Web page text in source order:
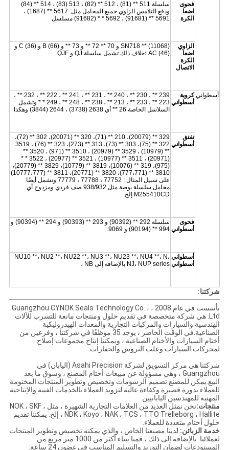
فحوى
اضعا
الكرة
سلسلة 511 ** (81) ، 512 ** (82) ، 513 (83) ، 514 ** (84)
ودفع التلامس الزاوي جميع المحامل مثل: 5617 ** (1687) ،
5691 ** (91681) ، 5692 * * (91682) مسلسل
الزاوي
اضعا
الكرة
الاتصال
SN718 ** (11068) و 70 ** 72 ** و 73 ** و B (66) و C (36) و
AC (46) ؛خلاف ذلك تشمل سلسلة QJ و QJF
أسطواني كروية
أسطواني
239 ** ، 230 ** ، 240 ** ، 231 ** ، 241 ** ، 222 ** ، 232 ** ،
223 ** ، 233 ** ، 213 ** ، 238 ** ، 248 ** ، 249 * * وتشمل
السلاسل الخاصة 26 ** أي 2638 (3738) ، 2644 (3844) وهكذا
تفتق
أسطواني
329 ** (20079)، 210 ** (71)، 320 ** (20071)، 302 ** (72)،
322 ** (75)، 303 ** (73)، 313 ** (273)، 323 ** (76) ، 3519
** (10979) ، 3529 ** (20979) ، 3510 ** (971) ، 3520 **
(20971) ، 3511 ** (10977) ، 3521 ** (20977) ، 3522 * *
(975)، 319 ** (10076)، 3819 ** (10779)، 3829 ** (20779)،
3810 ** (777،771)، 3820 ** (20771)، 3811 ** (10777،777)
على سبيل المثال : 77752 ، 77788 ، 77779 وتشمل أيضًا
محامل سلسلة بوصة مثل 938/932 صف فردي ومزدوج أي
M255410CD إلخ.
فحوى
أسطواني
سلسلة 292 ** (90392) و 293 ** (90393) و 294 ** (90394) و
994 ** (90194) و 9069.
أسطواني
أسطواني
NU10 **، NU2 **، NU22 **، NU3 **، NU23 **، NU4 **، N،
NJ، NUP series بالإضافة إلى NB ،
شركتنا:
تأسست في عام 2008 ، Guangzhou CYNOK Seals Technology Co. ،
Ltd. هي شركة متخصصة في تقديم حلول ومنتجات مانعة للتسرب للآلات
الهندسية والسيارات والمركبات التجارية والمعدات الهيدروليكية
الصناعية.في الوقت الحاضر ، يوجد 35 موظفًا في شركتنا ، وفرعين من
أختام السيارات والأختام الصناعية ، ويمكننا إنتاج مجموعات إصلاح
لمحركات السيارات وعلب التروس والحفارات.
شركتنا هي مركز التسويق لشركة Asahi Precision (اليابان) في
Guangzhou ، وهي مسؤولة عن مبيعات أختام المصنع ، وسوق ما بعد
البيع.يمكن للمصنع تصميم الرسومات وتخصيص وتطوير المنتجات المختومة
للعملاء بدورة قصيرة وكفاءة عالية.لتزويد العملاء بالخدمات الفنية والإنتاجية
المهنية للمهندسين اليابانيين
منتجات:
نحن نمثل العديد من العلامات التجارية الشهيرة ، مثل NOK ، SKF ،
NDK ، Koyo ، NAK ، TCS ، TTO Trelleborg ، Hallite ، إلخ. يمكننا تقديم
حلول أختام متعددة للعملاء.
خدمة الزبائن: لدينا مصنعنا الخاص ، والذي يمكنه تخصيص وتطوير المنتجات
لعملائنا. بالإضافة إلى ذلك ، قمنا ببناء أكثر من 1000 متر مربع من
المستودعات لضمان التوريد والتسليم المناسب في غضون 24 ساعة.